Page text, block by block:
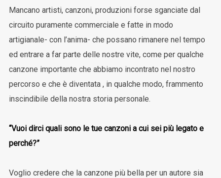
Mancano artisti, canzoni, produzioni forse sganciate dal
circuito puramente commerciale e fatte in modo
artigianale- con l’anima- che possano rimanere nel tempo
ed entrare a far parte delle nostre vite, come per qualche
canzone importante che abbiamo incontrato nel nostro
percorso e che è diventata , in qualche modo, frammento
inscindibile della nostra storia personale.
“Vuoi dirci quali sono le tue canzoni a cui sei più legato e
perché?”
Voglio credere che la canzone più bella per un autore sia